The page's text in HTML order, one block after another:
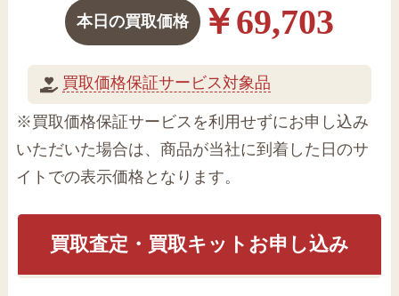
本日の買取価格 ￥69,703
買取価格保証サービス対象品
※買取価格保証サービスを利用せずにお申し込み
いただいた場合は、商品が当社に到着した日のサ
イトでの表示価格となります。
買取査定・買取キットお申し込み